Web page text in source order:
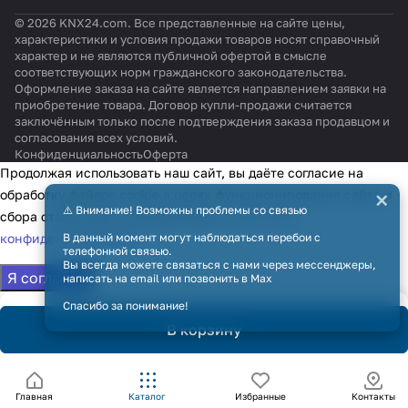
В корзину
Главная Каталог Избранные Контакты
© 2026 KNX24.com. Все представленные на сайте цены,
характеристики и условия продажи товаров носят справочный
характер и не являются публичной офертой в смысле
соответствующих норм гражданского законодательства.
Оформление заказа на сайте является направлением заявки на
приобретение товара. Договор купли-продажи считается
заключённым только после подтверждения заказа продавцом и
согласования всех условий.
КонфиденциальностьОферта
⚠️ Внимание! Возможны проблемы со связью
В данный момент могут наблюдаться перебои с
телефонной связью.
Вы всегда можете связаться с нами через мессенджеры,
написать на email или позвонить в Max
Спасибо за понимание!
×
Продолжая использовать наш сайт, вы даёте согласие на
обработку файлов cookie в целях функционирования сайта и
сбора статистики в соответствии сполитикой
конфиденциальности
Я согласен